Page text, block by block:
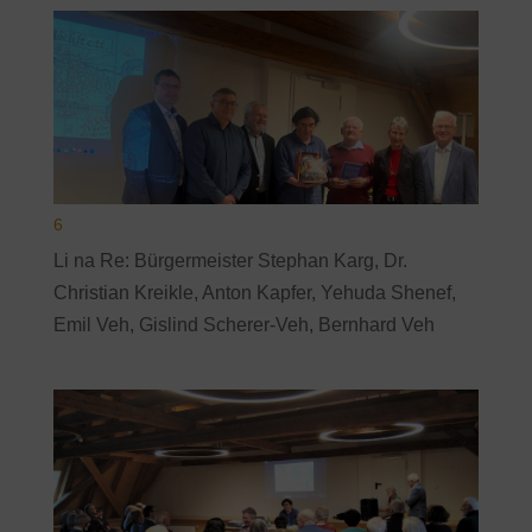
6
Li na Re: Bürgermeister Stephan Karg, Dr.
Christian Kreikle, Anton Kapfer, Yehuda Shenef,
Emil Veh, Gislind Scherer-Veh, Bernhard Veh